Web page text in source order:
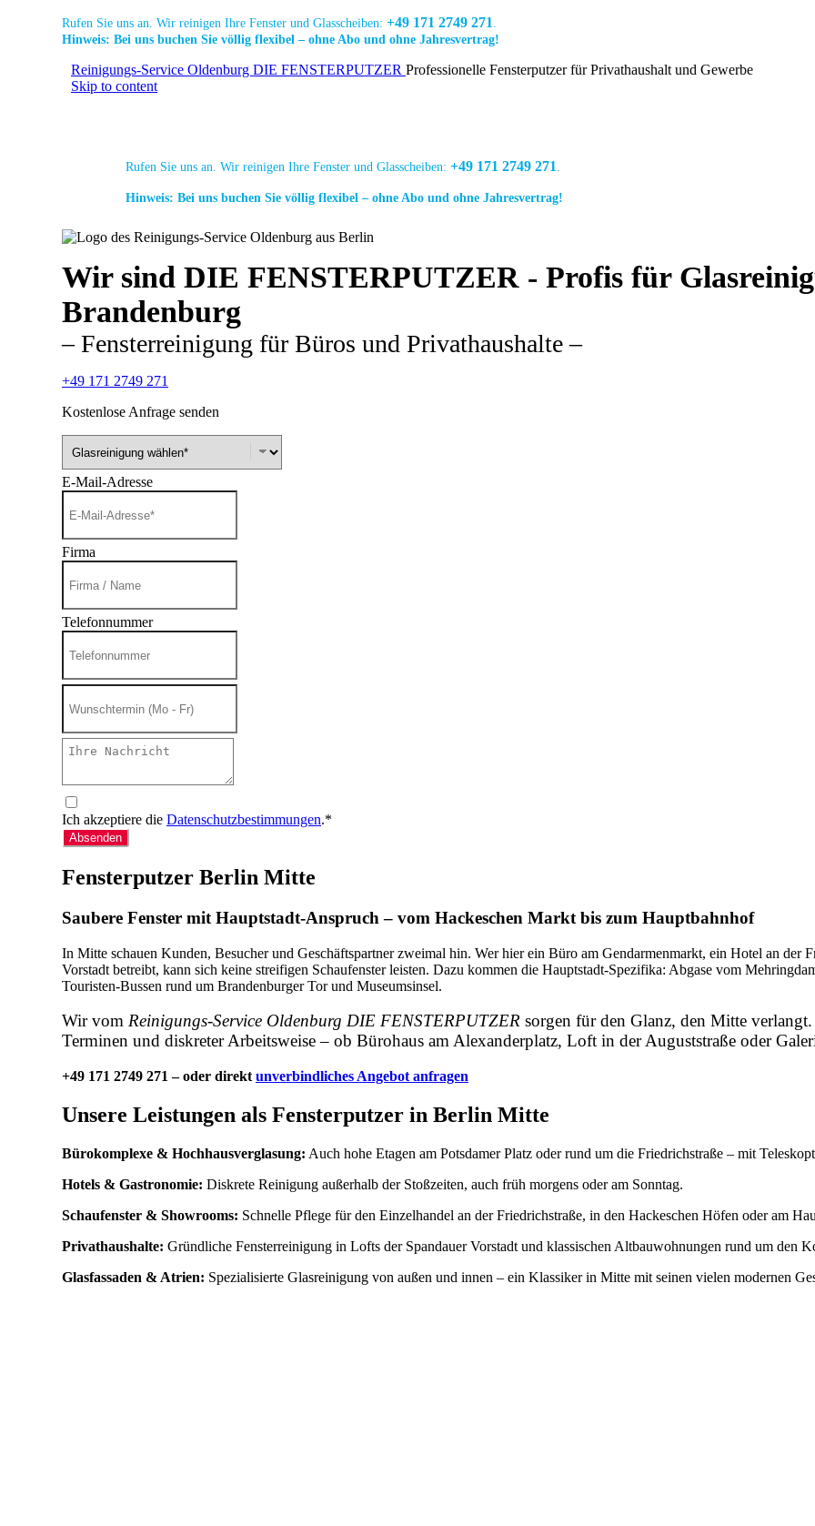
Rufen Sie uns an. Wir reinigen Ihre Fenster und Glasscheiben: +49 171 2749 271 .
Hinweis: Bei uns buchen Sie völlig flexibel – ohne Abo und ohne Jahresvertrag!
Link
zur
Link
zur
Link
zur
Reinigungs-Service Oldenburg DIE FENSTERPUTZER Professionelle Fensterputzer für Privathaushalt und Gewerbe
Skip to content
Rufen Sie uns an. Wir reinigen Ihre Fenster und Glasscheiben: +49 171 2749 271 .
Hinweis: Bei uns buchen Sie völlig flexibel – ohne Abo und ohne Jahresvertrag!
Link
zur
Facebook
Seite
Link
zur
Linkedin
Seite
Link
zur
Instagram
Seite
Wir sind DIE FENSTERPUTZER - Profis für
Brandenburg
– Fensterreinigung für Büros und Privathaushalte –
+49 171 2749 271
Kostenlose Anfrage senden
E-Mail-Adresse
Firma
Telefonnummer
Ich akzeptiere die Datenschutzbestimmungen.*
Absenden
Fensterputzer Berlin Mitte
Saubere Fenster mit Hauptstadt-Anspruch – vom Hackeschen Markt bis zum Hauptbahnhof
In Mitte schauen Kunden, Besucher und Geschäftspartner zweimal hin. Wer hier ein Büro am Gendarmenmarkt, ein Hotel an der
Vorstadt betreibt, kann sich keine streifigen Schaufenster leisten. Dazu kommen die Hauptstadt-Spezifika: Abgase vom
Touristen-Bussen rund um Brandenburger Tor und Museumsinsel.
Wir vom Reinigungs-Service Oldenburg DIE FENSTERPUTZER sorgen für den Glanz, den Mitte
Terminen und diskreter Arbeitsweise – ob Bürohaus am Alexanderplatz, Loft in der Auguststraße oder
+49 171 2749 271 – oder direkt unverbindliches Angebot anfragen
Unsere Leistungen als Fensterputzer in Berlin Mitte
Bürokomplexe & Hochhausverglasung: Auch hohe Etagen am Potsdamer Platz oder rund um die Friedrichstraße – mit
Hotels & Gastronomie: Diskrete Reinigung außerhalb der Stoßzeiten, auch früh morgens oder am Sonntag.
Schaufenster & Showrooms: Schnelle Pflege für den Einzelhandel an der Friedrichstraße, in den Hackeschen Höfen oder am
Privathaushalte: Gründliche Fensterreinigung in Lofts der Spandauer Vorstadt und klassischen Altbauwohnungen rund um den
Glasfassaden & Atrien: Spezialisierte Glasreinigung von außen und innen – ein Klassiker in Mitte mit seinen vielen modernen